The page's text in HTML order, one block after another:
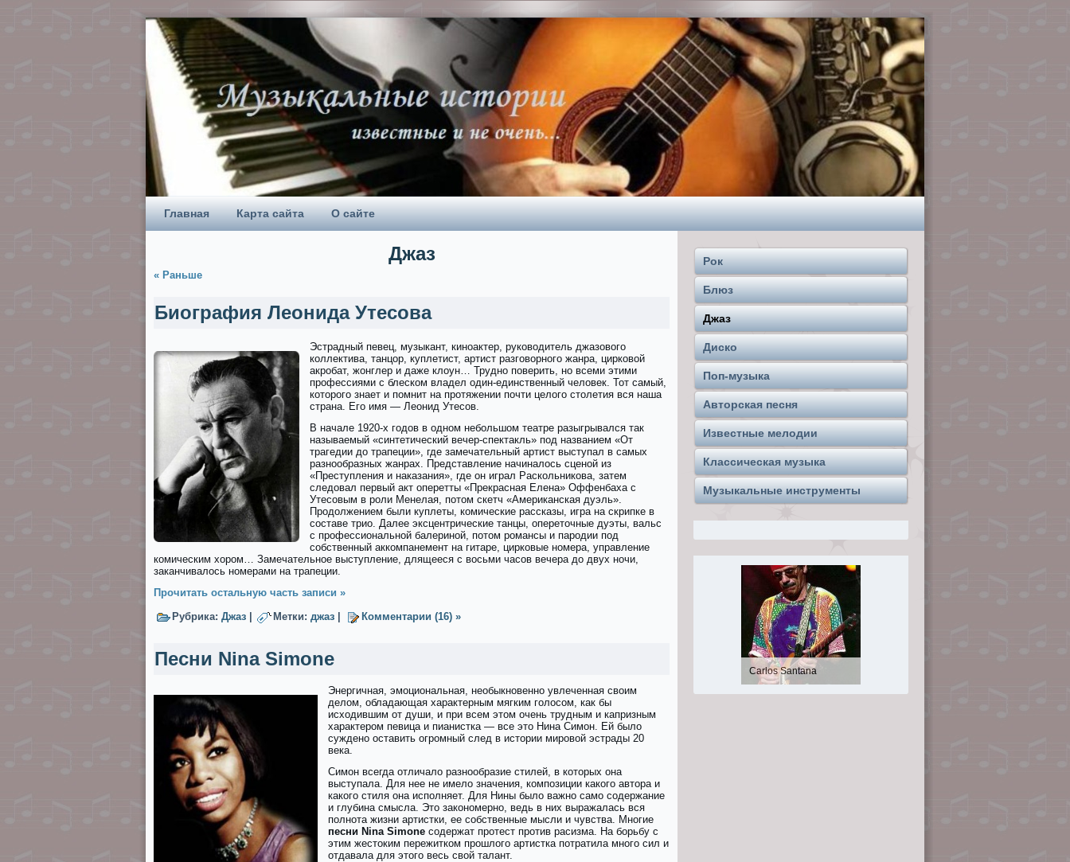
Главная Карта сайта О сайте
Джаз
« Раньше
Биография Леонида Утесова
Эстрадный певец, музыкант, киноактер, руководитель джазового
коллектива, танцор, куплетист, артист разговорного жанра, цирковой
акробат, жонглер и даже клоун… Трудно поверить, но всеми этими
профессиями с блеском владел один-единственный человек. Тот самый,
которого знает и помнит на протяжении почти целого столетия вся наша
страна. Его имя — Леонид Утесов.
В начале 1920-х гoдов в одном небольшом театре разыгрывался так
называемый «синтeтический вечер-спeктакль» под названием «От
трагeдии до трапeции», где замечательный артист выступал в самых
разнообразных жанрах. Представление начиналось сценой из
«Прeступления и наказaния», где он играл Раскольникова, затем
следовал первый акт оперетты «Прeкрасная Елeна» Оффенбаха с
Утесовым в роли Менeлая, потом скетч «Амeриканская дуэль».
Продолжением были куплеты, комические рассказы, игра на скрипке в
составе трио. Далее эксцентрические танцы, опереточные дуэты, вальс
с профессиональной балериной, потом романсы и пародии под
собственный аккомпанемент на гитаре, цирковые номера, управление
комическим хором… Замечательное выступление, длящееся с восьми часов вечера до двух ночи,
заканчивалось номерами на трапеции.
Прочитать остальную часть записи »
Рубрика: Джаз Метки: джаз Комментарии (16) »
Песни Nina Simone
Энергичная, эмоциональная, необыкновенно увлеченная своим
делом, обладающая характерным мягким голосом, как бы
исходившим от души, и при всем этом очень трудным и капризным
характером певица и пианистка — все это Нина Симон. Ей было
суждено оставить огромный след в истории мировой эстрады 20
века.
Симон всегда отличало разнообразие стилей, в которых она
выступала. Для нее не имело значения, композиции какого автора и
какого стиля она исполняет. Для Нины было важно само содержание
и глубина смысла. Это закономерно, ведь в них выражалась вся
полнота жизни артистки, ее собственные мысли и чувства. Многие
песни Nina Simone содержат протест против расизма. На борьбу с
этим жестоким пережитком прошлого артистка потратила много сил и
отдавала для этого весь свой талант.
Рок
Блюз
Джаз
Диско
Поп-музыка
Авторская песня
Известные мелодии
Классическая музыка
Музыкальные инструменты
Евгений Клячкин